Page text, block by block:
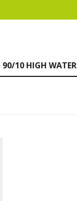
90/10 HIGH WATER